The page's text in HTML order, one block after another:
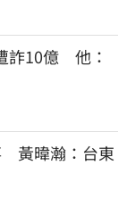
10億　他：
黃暐瀚：台東